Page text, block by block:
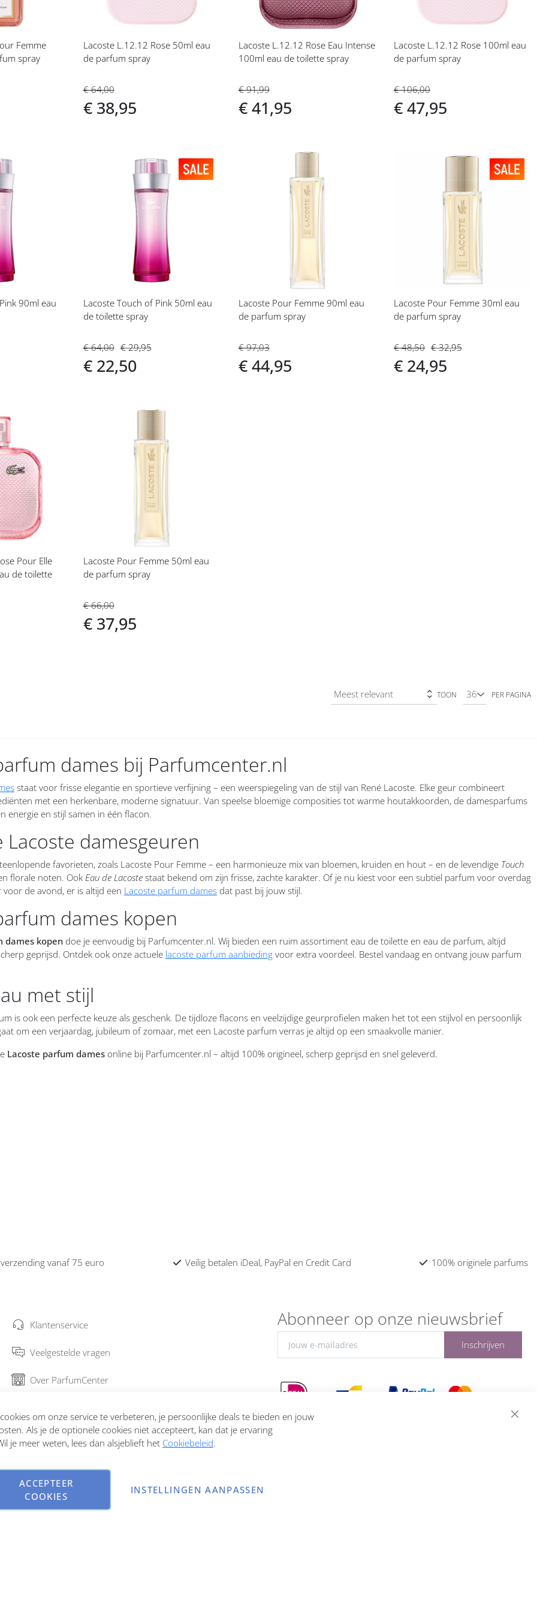
Femme
spray
Lacoste L.12.12 Rose 50ml eau
de parfum spray
€ 64,00
€ 38,95
Lacoste L.12.12 Rose Eau Intense
100ml eau de toilette spray
€ 91,99
€ 41,95
Lacoste L.12.12 Rose 100ml eau
de parfum spray
€ 106,00
€ 47,95
90ml eau
verlanglijst
Lacoste Touch of Pink 50ml eau
de toilette spray
€ 64,00
€ 22,50
€ 29,95
verlanglijst
Lacoste Pour Femme 90ml eau
de parfum spray
€ 97,03
€ 44,95
verlanglijst
Lacoste Pour Femme 30ml eau
de parfum spray
€ 48,50
€ 24,95
€ 32,95
Pour Elle
de toilette
verlanglijst
Lacoste Pour Femme 50ml eau
de parfum spray
€ 66,00
€ 37,95
TOON PER PAGINA
dames bij Parfumcenter.nl
staat voor frisse elegantie en sportieve verfijning – een weerspiegeling van de stijl van René Lacoste. Elke geur combineert
met een herkenbare, moderne signatuur. Van speelse bloemige composities tot warme houtakkoorden, de damesparfums
energie en stijl samen in één flacon.
Lacoste damesgeuren
favorieten, zoals Lacoste Pour Femme – een harmonieuze mix van bloemen, kruiden en hout – en de levendige Touch
florale noten. Ook Eau de Lacostestaat bekend om zijn frisse, zachte karakter. Of je nu kiest voor een subtiel parfum voor overdag
de avond, er is altijd een Lacoste parfum damesdat past bij jouw stijl.
dames kopen
dames kopendoe je eenvoudig bij Parfumcenter.nl. Wij bieden een ruim assortiment eau de toilette en eau de parfum, altijd
geprijsd. Ontdek ook onze actuele lacoste parfum aanbiedingvoor extra voordeel. Bestel vandaag en ontvang jouw parfum
met stijl
is ook een perfecte keuze als geschenk. De tijdloze flacons en veelzijdige geurprofielen maken het tot een stijlvol en persoonlijk
om een verjaardag, jubileum of zomaar, met een Lacoste parfum verras je altijd op een smaakvolle manier.
Lacoste parfum damesonline bij Parfumcenter.nl – altijd 100% origineel, scherp geprijsd en snel geleverd.
vanaf 75 euro Veilig betalen iDeal, PayPal en Credit Card 100% originele parfums
Klantenservice
Veelgestelde vragen
Over ParfumCenter
Garantie en retourneren
Abonneer op onze nieuwsbrief
Inschrijven
Copyright © 2026 ParfumCenter.nl. All rights reserved.
om onze service te verbeteren, je persoonlijke deals te bieden en jouw
Als je de optionele cookies niet accepteert, kan dat je ervaring
je meer weten, lees dan alsjeblieft het Cookiebeleid.
ACCEPTEER
COOKIES
INSTELLINGEN AANPASSEN